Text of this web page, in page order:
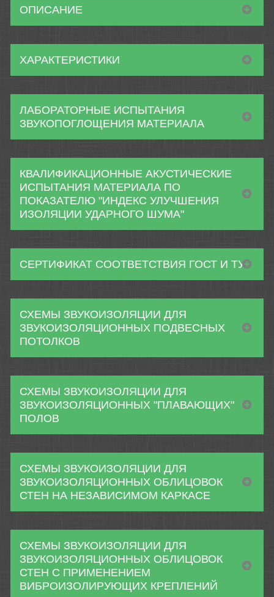
ОПИСАНИЕ
ХАРАКТЕРИСТИКИ
ЛАБОРАТОРНЫЕ ИСПЫТАНИЯ
ЗВУКОПОГЛОЩЕНИЯ МАТЕРИАЛА
КВАЛИФИКАЦИОННЫЕ АКУСТИЧЕСКИЕ
ИСПЫТАНИЯ МАТЕРИАЛА ПО
ПОКАЗАТЕЛЮ "ИНДЕКС УЛУЧШЕНИЯ
ИЗОЛЯЦИИ УДАРНОГО ШУМА"
СЕРТИФИКАТ СООТВЕТСТВИЯ ГОСТ И ТУ
СХЕМЫ ЗВУКОИЗОЛЯЦИИ ДЛЯ
ЗВУКОИЗОЛЯЦИОННЫХ ПОДВЕСНЫХ
ПОТОЛКОВ
СХЕМЫ ЗВУКОИЗОЛЯЦИИ ДЛЯ
ЗВУКОИЗОЛЯЦИОННЫХ "ПЛАВАЮЩИХ"
ПОЛОВ
СХЕМЫ ЗВУКОИЗОЛЯЦИИ ДЛЯ
ЗВУКОИЗОЛЯЦИОННЫХ ОБЛИЦОВОК
СТЕН НА НЕЗАВИСИМОМ КАРКАСЕ
СХЕМЫ ЗВУКОИЗОЛЯЦИИ ДЛЯ
ЗВУКОИЗОЛЯЦИОННЫХ ОБЛИЦОВОК
СТЕН С ПРИМЕНЕНИЕМ
ВИБРОИЗОЛИРУЮЩИХ КРЕПЛЕНИЙ